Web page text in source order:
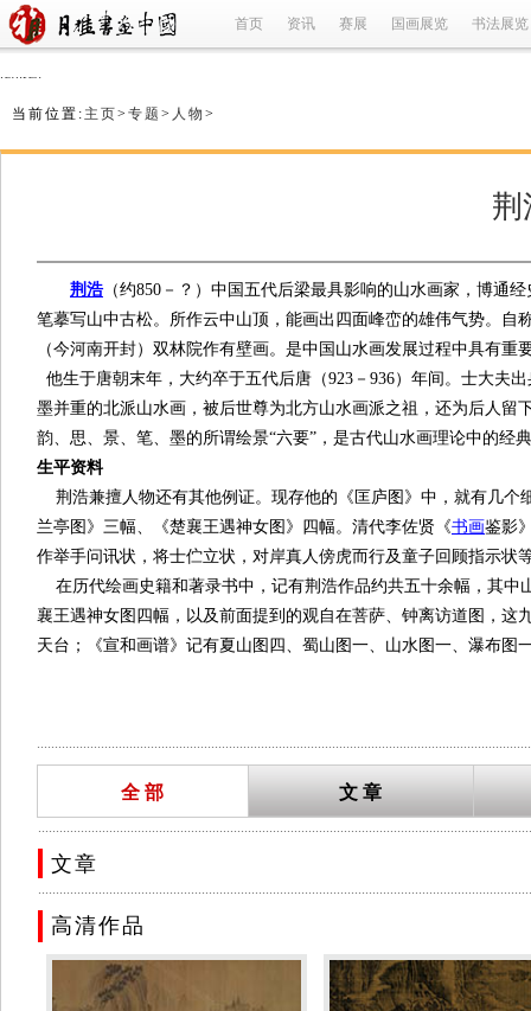
首页 资讯 赛展 国画展览 书法展览
refused
当前位置: 主页> 专题 > 人物 >
荆
荆浩（约850－？）中国五代后梁最具影响的山水画家，博通
笔摹写山中古松。所作云中山顶，能画出四面峰峦的雄伟气势。自
（今河南开封）双林院作有壁画。是中国山水画发展过程中具有
他生于唐朝末年，大约卒于五代后唐（923－936）年间。士大夫
墨并重的北派山水画，被后世尊为北方山水画派之祖，还为后人
韵、思、景、笔、墨的所谓绘景“六要”，是古代山水画理论中的经
生平资料
荆浩兼擅人物还有其他例证。现存他的《匡庐图》中，就有几个
兰亭图》三幅、《楚襄王遇神女图》四幅。清代李佐贤《书画鉴影
作举手问讯状，将士伫立状，对岸真人傍虎而行及童子回顾指示状
在历代绘画史籍和著录书中，记有荆浩作品约共五十余幅，其中
襄王遇神女图四幅，以及前面提到的观自在菩萨、钟离访道图，
天台；《宣和画谱》记有夏山图四、蜀山图一、山水图一、瀑布
页，可能是一幅画有三只羊的风俗画，寓意“三阳（羊）交泰”。
“有笔有墨，水晕墨章” 历代画史画论著作都爱引用荆浩这几句
体。”他本人在《笔法记》中说：“随类赋彩，自古有能；如水晕
者，虽依法则，运转变通，不质不形，如飞如动。墨者，高低晕
天趣。吴道子只有线条笔力而无墨色变化，项容只有墨的变化而无
使览者易见焉”（引自《宣和画谱》）。
荆浩之前的山水画，很少见到表现雄伟壮阔的大山大水及全景式
相生”。由于他放眼于广阔空间的雄伟气势，终于创立了“开图千里”
全 部 文 章
文章
高清作品